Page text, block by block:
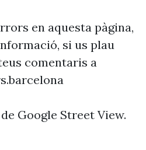
en aquesta pàgina,
si us plau
comentaris a
Google Street View.